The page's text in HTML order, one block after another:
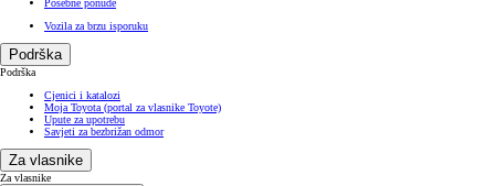
Posebne ponude
Vozila za brzu isporuku
Podrška
Podrška
Cjenici i katalozi
Moja Toyota (portal za vlasnike Toyote)
Upute za upotrebu
Savjeti za bezbrižan odmor
Za vlasnike
Za vlasnike